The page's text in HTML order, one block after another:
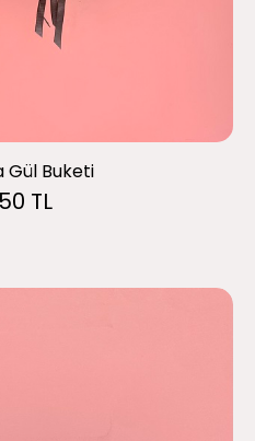
Gül Buketi
TL